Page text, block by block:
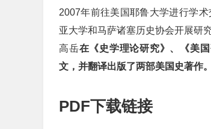
2007年前往美国耶鲁大学进行学
亚大学和马萨诸塞历史协会开展研究
高岳在《史学理论研究》、《美
文，并翻译出版了两部美国史著作。
PDF下载链接